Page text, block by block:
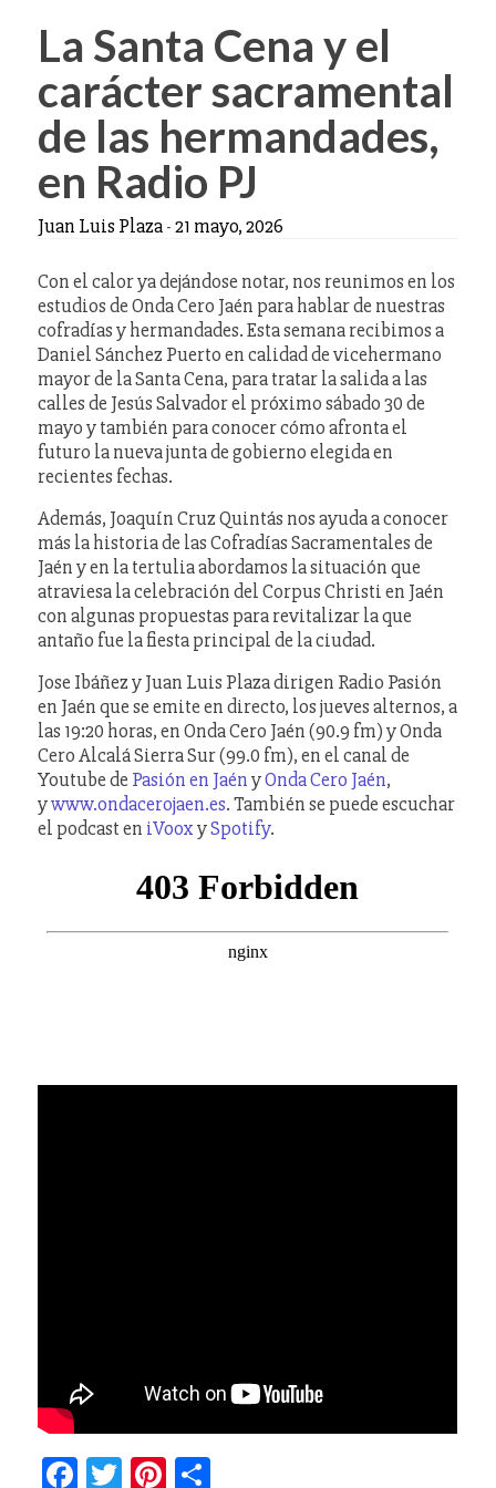
La Santa Cena y el
carácter sacramental
de las hermandades,
en Radio PJ
Juan Luis Plaza-21 mayo, 2026
Con el calor ya dejándose notar, nos reunimos en los
estudios de Onda Cero Jaén para hablar de nuestras
cofradías y hermandades. Esta semana recibimos a
Daniel Sánchez Puerto en calidad de vicehermano
mayor de la Santa Cena, para tratar la salida a las
calles de Jesús Salvador el próximo sábado 30 de
mayo y también para conocer cómo afronta el
futuro la nueva junta de gobierno elegida en
recientes fechas.
Además, Joaquín Cruz Quintás nos ayuda a conocer
más la historia de las Cofradías Sacramentales de
Jaén y en la tertulia abordamos la situación que
atraviesa la celebración del Corpus Christi en Jaén
con algunas propuestas para revitalizar la que
antaño fue la fiesta principal de la ciudad.
Jose Ibáñez y Juan Luis Plaza dirigen Radio Pasión
en Jaén que se emite en directo, los jueves alternos, a
las 19:20 horas, en Onda Cero Jaén (90.9 fm) y Onda
Cero Alcalá Sierra Sur (99.0 fm), en el canal de
Youtube de Pasión en JaényOnda Cero Jaén,
ywww.ondacerojaen.es. También se puede escuchar
el podcast en iVooxySpotify.
Facebook
TwitterPinterest